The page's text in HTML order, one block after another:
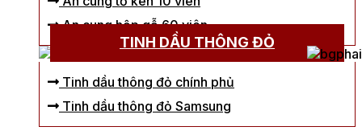
An cung hộp gỗ 60 viên
TINH DẦU THÔNG ĐỎ
Tinh dầu thông đỏ chính phủ
Tinh dầu thông đỏ Samsung